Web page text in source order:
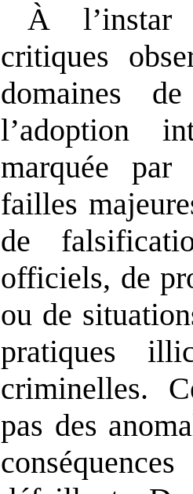
À l’instar
critiques
domaines
l’adoption
marquée par
failles
de
officiels, de
ou de
pratiques
criminelles.
pas des